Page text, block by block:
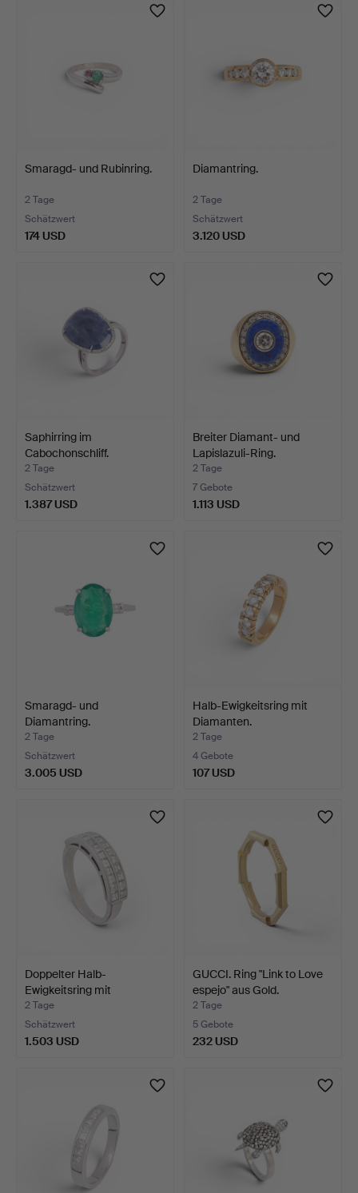
Smaragd- und Rubinring.
2 Tage
Schätzwert
174 USD
Diamantring.
2 Tage
Schätzwert
3.120 USD
Saphirring im
Cabochonschliff.
2 Tage
Schätzwert
1.387 USD
Breiter Diamant- und
Lapislazuli-Ring.
2 Tage
7 Gebote
1.113 USD
Smaragd- und
Diamantring.
2 Tage
Schätzwert
3.005 USD
Halb-Ewigkeitsring mit
Diamanten.
2 Tage
4 Gebote
107 USD
Doppelter Halb-
Ewigkeitsring mit
Diamanten.
2 Tage
Schätzwert
1.503 USD
GUCCI. Ring "Link to Love
espejo" aus Gold.
2 Tage
5 Gebote
232 USD